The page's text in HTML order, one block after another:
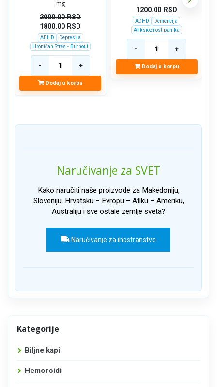
mg
2000.00RSD
1800.00 RSD
ADHD
Depresija
Hroničan Stres - Burnout
Dodaj u korpu
1200.00RSD
ADHD
Demencija
Anksioznost panika
Dodaj u korpu
Naručivanje za SVET
Kako naručiti naše proizvode za Makedoniju,
Sloveniju, Hrvatsku – Evropu – Afiku – Ameriku,
Australiju i sve ostale zemlje sveta?
Naručivanje za inostranstvo
Kategorije
Biljne kapi
Hemoroidi